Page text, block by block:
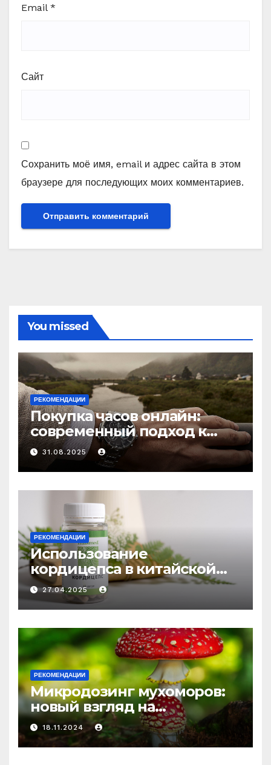
Email *
Сайт
Сохранить моё имя, email и адрес сайта в этом
браузере для последующих моих комментариев.
You missed
РЕКОМЕНДАЦИИ
Покупка часов онлайн:
современный подход к
выбору аксессуаров
31.08.2025
РЕКОМЕНДАЦИИ
Использование
кордицепса в китайской
медицине: природное
средство против усталости
и истощения
27.04.2025
РЕКОМЕНДАЦИИ
Микродозинг мухоморов:
новый взгляд на
психоделику
18.11.2024